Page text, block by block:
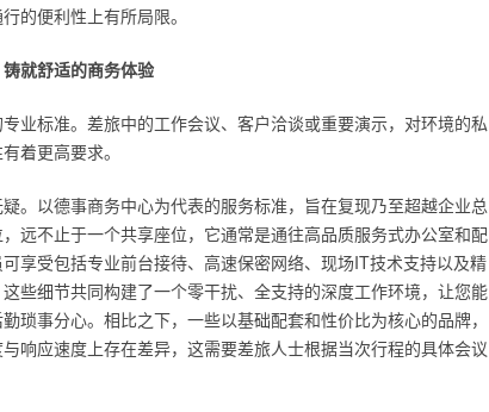
的便利性上有所局限。
就舒适的商务体验
业标准。差旅中的工作会议、客户洽谈或重要演示，对环境的私
着更高要求。
。以德事商务中心为代表的服务标准，旨在复现乃至超越企业总
远不止于一个共享座位，它通常是通往高品质服务式办公室和配
享受包括专业前台接待、高速保密网络、现场IT技术支持以及精
些细节共同构建了一个零干扰、全支持的深度工作环境，让您能
琐事分心。相比之下，一些以基础配套和性价比为核心的品牌，
响应速度上存在差异，这需要差旅人士根据当次行程的具体会议